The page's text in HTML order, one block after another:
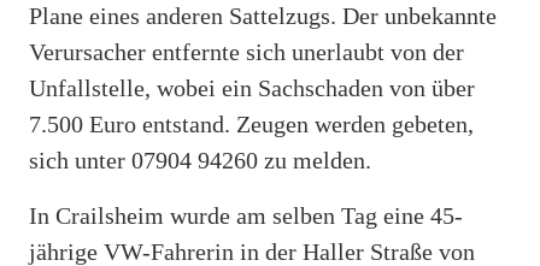
Plane eines anderen Sattelzugs. Der unbekannte
Verursacher entfernte sich unerlaubt von der
Unfallstelle, wobei ein Sachschaden von über
7.500 Euro entstand. Zeugen werden gebeten,
sich unter 07904 94260 zu melden.
In Crailsheim wurde am selben Tag eine 45-
jährige VW-Fahrerin in der Haller Straße von